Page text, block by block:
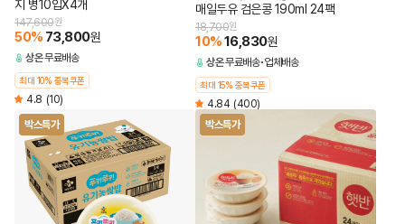
지 병10입X4개
147,600원
50% 73,800원
상온무료배송
최대 10% 중복쿠폰
4.8 (10)
매일두유 검은콩 190ml 24팩
18,700원
10%16,830원
상온무료배송 업체배송
최대 15% 중복쿠폰
4.84 (400)
박스특가
박스특가